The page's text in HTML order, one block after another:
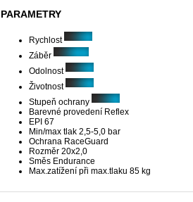
PARAMETRY
Rychlost
Záběr
Odolnost
Životnost
Stupeň ochrany
Barevné provedení Reflex
EPI 67
Min/max tlak 2,5-5,0 bar
Ochrana RaceGuard
Rozměr 20x2,0
Směs Endurance
Max.zatížení při max.tlaku 85 kg